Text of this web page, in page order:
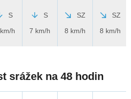
S
h
S
7 km/h
SZ
8 km/h
SZ
8 km/h
srážek na 48 hodin